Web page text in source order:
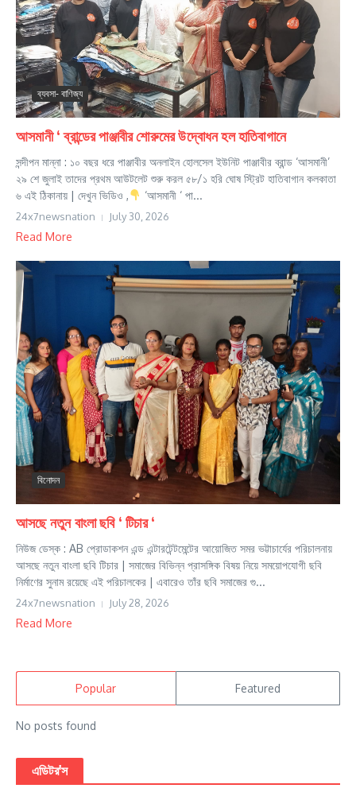
ব্যবসা- বাণিজ্য
আসমানী ‘ ব্রান্ডের পাঞ্জাবীর শোরুমের উদ্বোধন হল হাতিবাগানে
সন্দীপন মান্না : ১০ বছর ধরে পাঞ্জাবীর অনলাইন হোলসেল ইউনিট পাঞ্জাবীর ব্রান্ড ‘আসমানী’
২৯ শে জুলাই তাদের প্রথম আউটলেট শুরু করল ৫৮/১ হরি ঘোষ স্ট্রিট হাতিবাগান কলকাতা
৬ এই ঠিকানায় | দেখুন ভিডিও ,
‘আসমানী ‘ পা...
24x7newsnation July 30, 2026
Read More
বিনোদন
আসছে নতুন বাংলা ছবি ‘ টিচার ‘
নিউজ ডেস্ক : AB প্রোডাকশন এন্ড এন্টারটেন্টমেন্টের আয়োজিত সমর ভট্টাচার্যের পরিচালনায়
আসছে নতুন বাংলা ছবি টিচার | সমাজের বিভিন্ন প্রাসঙ্গিক বিষয় নিয়ে সময়োপযোগী ছবি
নির্মাণের সুনাম রয়েছে এই পরিচালকের | এবারেও তাঁর ছবি সমাজের গু...
24x7newsnation July 28, 2026
Read More
Popular Featured
No posts found
এডিটর'স